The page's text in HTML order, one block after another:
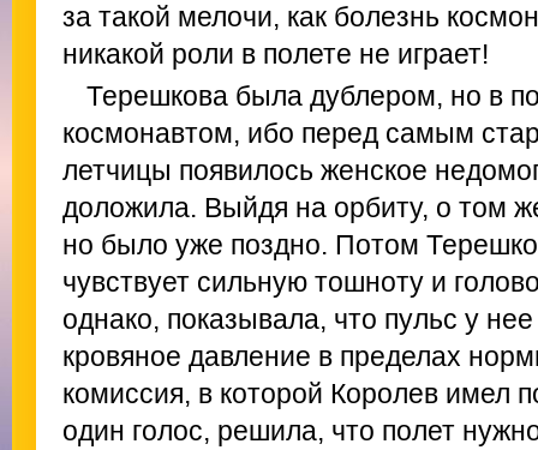
за такой мелочи, как болезнь
никакой роли в полете не играет!
Терешкова была дублером, но в
космонавтом, ибо перед самым
летчицы появилось женское
доложила. Выйдя на орбиту, о том
но было уже поздно. Потом
чувствует сильную тошноту и
однако, показывала, что пульс у
кровяное давление в пределах
комиссия, в которой Королев имел
один голос, решила, что полет